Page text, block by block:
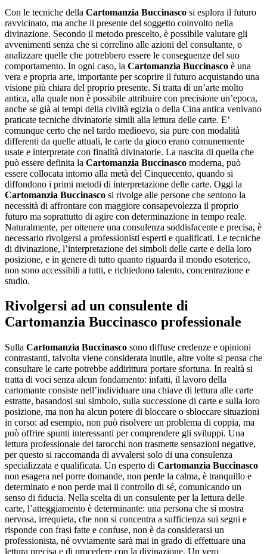
Con le tecniche della Cartomanzia Buccinasco si esplora il futuro
ravvicinato, ma anche il presente del soggetto coinvolto nella
divinazione. Secondo il metodo prescelto, è possibile valutare gli
avvenimenti senza che si correlino alle azioni del consultante, o
analizzare quelle che potrebbero essere le conseguenze del suo
comportamento. In ogni caso, la Cartomanzia Buccinasco è una
vera e propria arte, importante per scoprire il futuro acquistando una
visione più chiara del proprio presente. Si tratta di un’arte molto
antica, alla quale non è possibile attribuire con precisione un’epoca,
anche se già ai tempi della civiltà egizia o della Cina antica venivano
praticate tecniche divinatorie simili alla lettura delle carte. E’
comunque certo che nel tardo medioevo, sia pure con modalità
differenti da quelle attuali, le carte da gioco erano comunemente
usate e interpretate con finalità divinatorie. La nascita di quella che
può essere definita la Cartomanzia Buccinasco moderna, può
essere collocata intorno alla metà del Cinquecento, quando si
diffondono i primi metodi di interpretazione delle carte. Oggi la
Cartomanzia Buccinasco si rivolge alle persone che sentono la
necessità di affrontare con maggiore consapevolezza il proprio
futuro ma soprattutto di agire con determinazione in tempo reale.
Naturalmente, per ottenere una consulenza soddisfacente e precisa, è
necessario rivolgersi a professionisti esperti e qualificati. Le tecniche
di divinazione, l’interpretazione dei simboli delle carte e della loro
posizione, e in genere di tutto quanto riguarda il mondo esoterico,
non sono accessibili a tutti, e richiedono talento, concentrazione e
studio.
Rivolgersi ad un consulente di
Cartomanzia Buccinasco professionale
Sulla Cartomanzia Buccinasco sono diffuse credenze e opinioni
contrastanti, talvolta viene considerata inutile, altre volte si pensa che
consultare le carte potrebbe addirittura portare sfortuna. In realtà si
tratta di voci senza alcun fondamento: infatti, il lavoro della
cartomante consiste nell’individuare una chiave di lettura alle carte
estratte, basandosi sul simbolo, sulla successione di carte e sulla loro
posizione, ma non ha alcun potere di bloccare o sbloccare situazioni
in corso: ad esempio, non può risolvere un problema di coppia, ma
può offrire spunti interessanti per comprendere gli sviluppi. Una
lettura professionale dei tarocchi non trasmette sensazioni negative,
per questo si raccomanda di avvalersi solo di una consulenza
specializzata e qualificata. Un esperto di Cartomanzia Buccinasco
non esagera nel porre domande, non perde la calma, è tranquillo e
determinato e non perde mai il controllo di sé, comunicando un
senso di fiducia. Nella scelta di un consulente per la lettura delle
carte, l’atteggiamento è determinante: una persona che si mostra
nervosa, irrequieta, che non si concentra a sufficienza sui segni e
risponde con frasi fatte e confuse, non è da considerarsi un
professionista, né ovviamente sarà mai in grado di effettuare una
lettura precisa e di procedere con la divinazione. Un vero